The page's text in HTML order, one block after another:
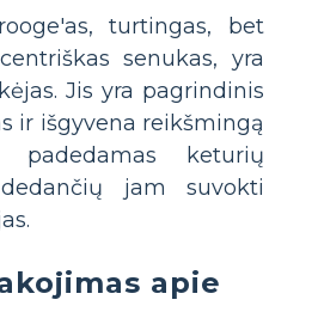
turtingas, bet
senukas, yra
Jis yra pagrindinis
ir išgyvena reikšmingą
padedamas keturių
jam suvokti
apie